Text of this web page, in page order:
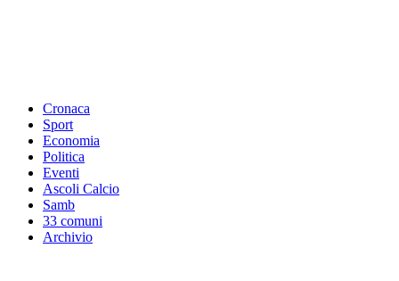
Cronaca
Sport
Economia
Politica
Eventi
Ascoli Calcio
Samb
33 comuni
Archivio